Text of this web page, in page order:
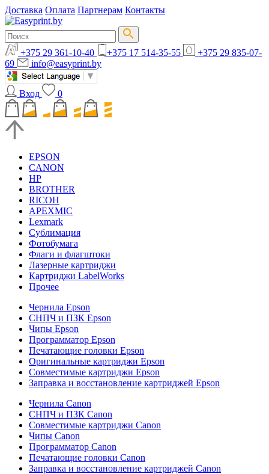
Доставка Оплата Партнерам Контакты
+375 29 361-10-40 +375 17 514-35-55
+375 29 835-07-
69
info@easyprint.by
Вход 0
EPSON
CANON
HP
BROTHER
RICOH
APEXMIC
Lexmark
Сублимация
Фотобумага
Флаги и флагштоки
Лазерные картриджи
Картриджи LabelWorks
Прочее
Чернила Epson
СНПЧ и ПЗК Epson
Чипы Epson
Программатор Epson
Печатающие головки Epson
Оригинальные картриджи Epson
Совместимые картриджи Epson
Заправка и восстановление картриджей Epson
Чернила Canon
СНПЧ и ПЗК Canon
Совместимые картриджи Canon
Чипы Canon
Программатор Canon
Печатающие головки Canon
Заправка и восстановление картриджей Canon